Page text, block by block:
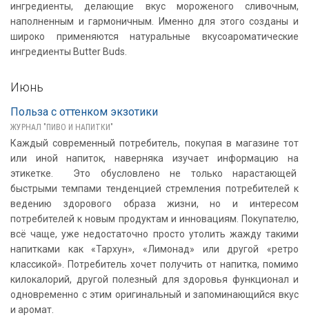
ингредиенты, делающие вкус мороженого сливочным,
наполненным и гармоничным. Именно для этого созданы и
широко применяются натуральные вкусоароматические
ингредиенты Butter Buds.
Июнь
Польза с оттенком экзотики
ЖУРНАЛ "ПИВО И НАПИТКИ"
Каждый современный потребитель, покупая в магазине тот
или иной напиток, наверняка изучает информацию на
этикетке. Это обусловлено не только нарастающей
быстрыми темпами тенденцией стремления потребителей к
ведению здорового образа жизни, но и интересом
потребителей к новым продуктам и инновациям. Покупателю,
всё чаще, уже недостаточно просто утолить жажду такими
напитками как «Тархун», «Лимонад» или другой «ретро
классикой». Потребитель хочет получить от напитка, помимо
килокалорий, другой полезный для здоровья функционал и
одновременно с этим оригинальный и запоминающийся вкус
и аромат.